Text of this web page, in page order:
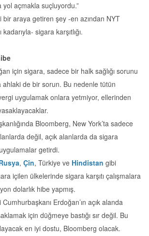
yol açmakla suçluyordu.”
bir araya getiren şey -en azından NYT
sigara karşıtlığı.
için sigara, sadece bir halk sağlığı sorunu
ahlaki de bir sorun. Bu nedenle tütün
uygulamak onlara yetmiyor, ellerinden
Bloomberg, New York’ta sadece
değil, açık alanlarda da sigara
getirdi.
, Çin, Türkiye ve Hindistan gibi
içilen ülkelerinde sigara karşıtı çalışmalara
dolarlık hibe yapmış.
Erdoğan’ın açık alanda
için düğmeye bastığı sır değil. Bu
en iyi dostu, Bloomberg olacak.